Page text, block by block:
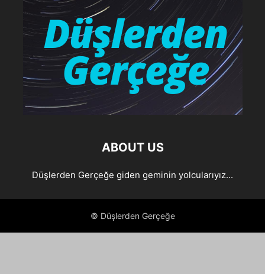
ABOUT US
Düşlerden Gerçeğe giden geminin yolcularıyız...
© Düşlerden Gerçeğe